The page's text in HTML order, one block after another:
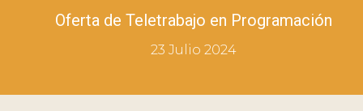
Oferta de Teletrabajo en Programación
23 Julio 2024